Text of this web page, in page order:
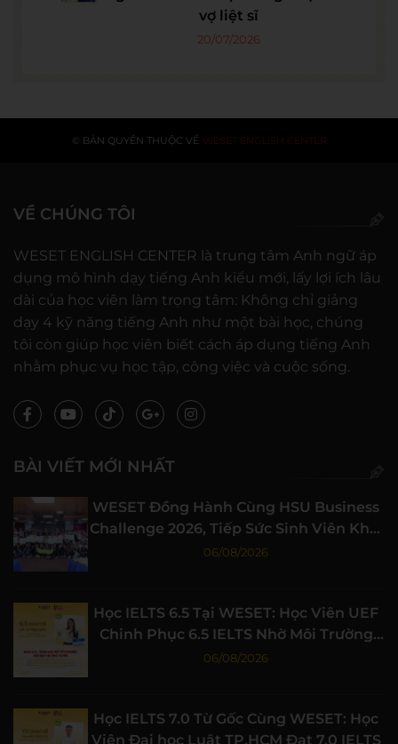
vợ liệt sĩ
20/07/2026
© BẢN QUYỀN THUỘC VỀ WESET ENGLISH CENTER
VỀ CHÚNG TÔI
WESET ENGLISH CENTER là trung tâm Anh ngữ áp
dụng mô hình dạy tiếng Anh kiểu mới, lấy lợi ích lâu
dài của học viên làm trọng tâm: Không chỉ giảng
dạy 4 kỹ năng tiếng Anh như một bài học, chúng
tôi còn giúp học viên biết cách áp dụng tiếng Anh
nhằm phục vụ học tập, công việc và cuộc sống.
BÀI VIẾT MỚI NHẤT
WESET Đồng Hành Cùng HSU Business
Challenge 2026, Tiếp Sức Sinh Viên Khởi
Nghiệp
06/08/2026
Học IELTS 6.5 Tại WESET: Học Viên UEF
Chinh Phục 6.5 IELTS Nhờ Môi Trường
Học Tập Chất Lượng
06/08/2026
Học IELTS 7.0 Từ Gốc Cùng WESET: Học
Viên Đại học Luật TP.HCM Đạt 7.0 IELTS